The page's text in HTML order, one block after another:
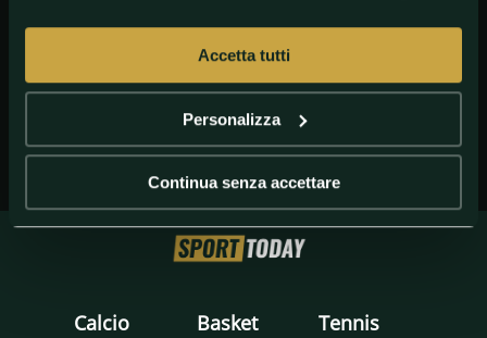
Accetta tutti
Personalizza
Continua senza accettare
Calcio Basket Tennis